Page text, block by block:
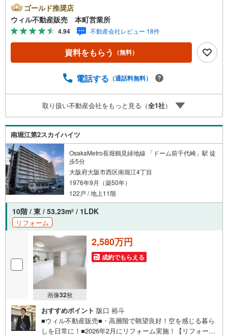
のお声がけください。■キッズスペースもございますので、
小さなお子様がいらっしゃるご家庭もお気軽のご来場くだ
さい！＝＝＝＝＝＝＝＝＝＝＝＝＝＝＝＝＝＝＝＝＝＝＝
＝＝＝＝＝＝＝【営業時間 10:00～19:00】（定休日なし）
火曜日・水曜日も営業しております。上記時間はお電話が
繋がりやすくなっております。ぜひお気軽にご連絡下さ
料）」ボタンよりご希望の日時をご記入いただけますとス
＝＝＝＝＝＝＝＝＝＝＝＝＝＝＝＝＝■リフォーム担当、ロ
ーン担当が居ますので、何でも気軽にご相談いただけま
す！■リフォーム担当と一緒に現地見学を行い、その場でリ
フォームのご提案等をさせていただきます！■物件管理シス
テムを使えば、ネットに掲載されていない物件のご紹介も
可能です！
ゴールド推奨店
ウィル不動産販売 本町営業所
4.94 不動産会社レビュー 18件
資料をもらう （無料）
電話する （通話料無料）
取り扱い不動産会社をもっと見る（全1社）
南堀江第2スカイハイツ
OsakaMetro長堀鶴見緑地線 「ドーム前千代崎」駅 徒
歩5分
大阪府大阪市西区南堀江4丁目
1976年9月（築50年）
122戸 / 地上11階
10階 / 東 / 53.23m2 / 1LDK
リフォーム
画像32枚
2,580万円
成約でもらえる
おすすめポイント 阪口 裕斗
■ウィル不動産販売■・高層階で眺望良好！空を感じる暮ら
しを日常に！■2026年2月にリフォーム実施！【リフォーム